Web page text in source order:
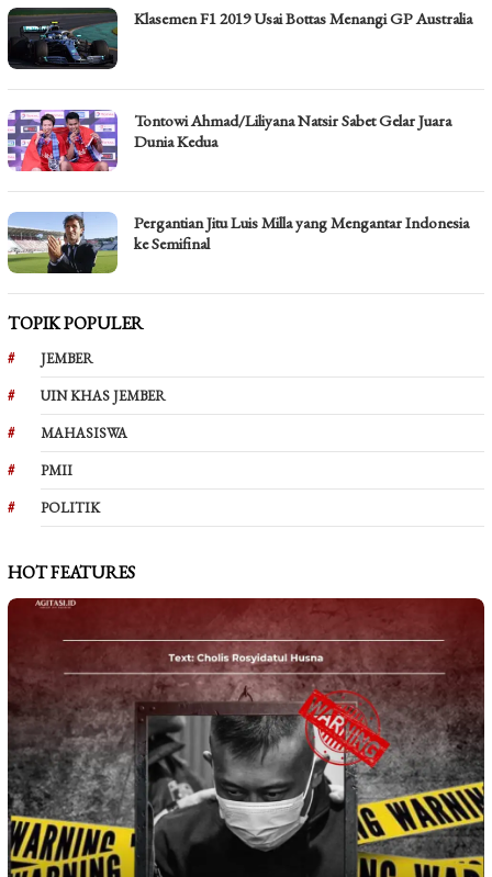
Klasemen F1 2019 Usai Bottas Menangi GP Australia
Tontowi Ahmad/Liliyana Natsir Sabet Gelar Juara
Dunia Kedua
Pergantian Jitu Luis Milla yang Mengantar Indonesia
ke Semifinal
TOPIK POPULER
JEMBER
UIN KHAS JEMBER
MAHASISWA
PMII
POLITIK
HOT FEATURES